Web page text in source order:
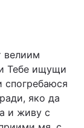
велиим
Тебе ищущи
спогребаюся
яко да
и живу с